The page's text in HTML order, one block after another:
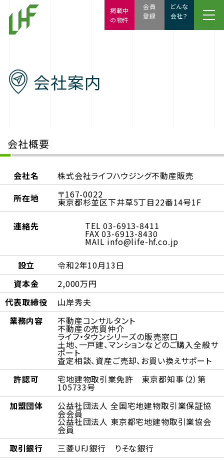
会社案内
会社概要
会社名
株式会社ライフハウジング不動産販売
所在地
〒167-0022
東京都杉並区下井草5丁目22番14号1F
連絡先
TEL 03-6913-8411
FAX 03-6913-8430
MAIL info@life-hf.co.jp
設立
令和2年10月13日
資本金
2,000万円
代表取締役
山岸秀夫
業務内容
不動産コンサルタント
不動産の売買仲介
ライフ・タウンシリーズの販売窓口
土地、一戸建、マンションなどのご購入全般サ
ポート
査定相談、資産ご売却、お買い換えサポート
許認可
宅地建物取引業免許 東京都知事（2）第
105733号
加盟団体
公益社団法人 全国宅地建物取引業保証協
会会員
公益社団法人 東京都宅地建物取引業協会
会員
取引銀行
三菱UFJ銀行 りそな銀行
会員
登録
どんな
会社？
掲載中
の物件